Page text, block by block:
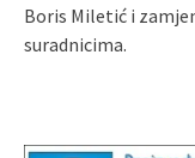
Boris Miletić i
suradnicima.